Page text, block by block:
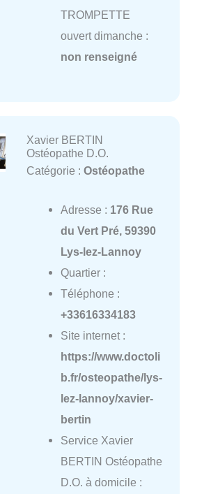
TROMPETTE
ouvert dimanche :
non renseigné
Xavier BERTIN
Ostéopathe D.O.
Catégorie : Ostéopathe
Adresse : 176 Rue
du Vert Pré, 59390
Lys-lez-Lannoy
Quartier :
Téléphone :
+33616334183
Site internet :
https://www.doctoli
b.fr/osteopathe/lys-
lez-lannoy/xavier-
bertin
Service Xavier
BERTIN Ostéopathe
D.O. à domicile :